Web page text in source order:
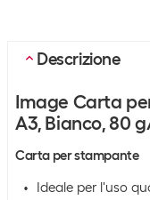
Descrizione
Image Carta
A3, Bianco, 80
Carta per stampante
Ideale per l'uso